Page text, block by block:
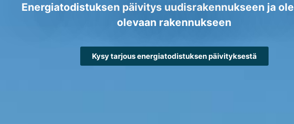
Energiatodistuksen päivitys uudisrakennukseen ja
olevaan rakennukseen
Kysy tarjous energiatodistuksen päivityksestä